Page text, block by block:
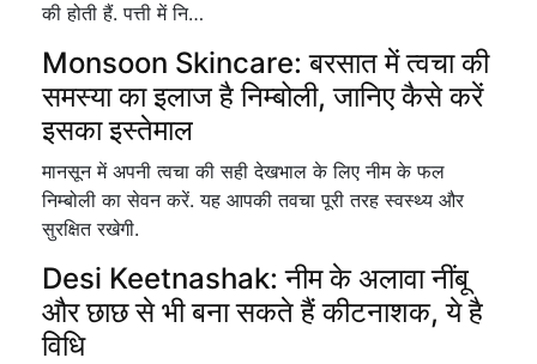
की होती हैं. पत्ती में नि…
Monsoon Skincare: बरसात में त्वचा की
समस्या का इलाज है निम्बोली, जानिए कैसे करें
इसका इस्तेमाल
मानसून में अपनी त्वचा की सही देखभाल के लिए नीम के फल
निम्बोली का सेवन करें. यह आपकी तवचा पूरी तरह स्वस्थ्य और
सुरक्षित रखेगी.
Desi Keetnashak: नीम के अलावा नींबू
और छाछ से भी बना सकते हैं कीटनाशक, ये है
विधि